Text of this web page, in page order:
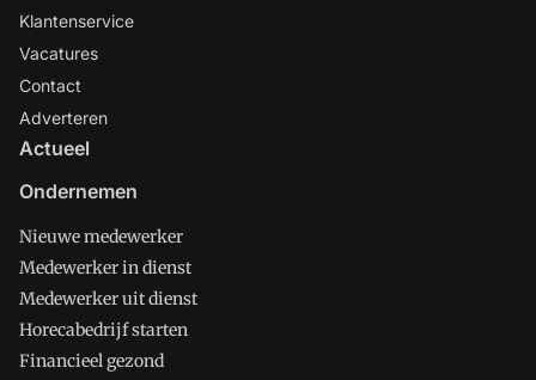
Klantenservice
Vacatures
Contact
Adverteren
Actueel
Ondernemen
Nieuwe medewerker
Medewerker in dienst
Medewerker uit dienst
Horecabedrijf starten
Financieel gezond